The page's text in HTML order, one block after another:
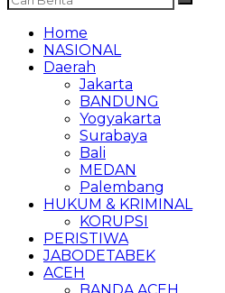
Home
NASIONAL
Daerah
Jakarta
BANDUNG
Yogyakarta
Surabaya
Bali
MEDAN
Palembang
HUKUM & KRIMINAL
KORUPSI
PERISTIWA
JABODETABEK
ACEH